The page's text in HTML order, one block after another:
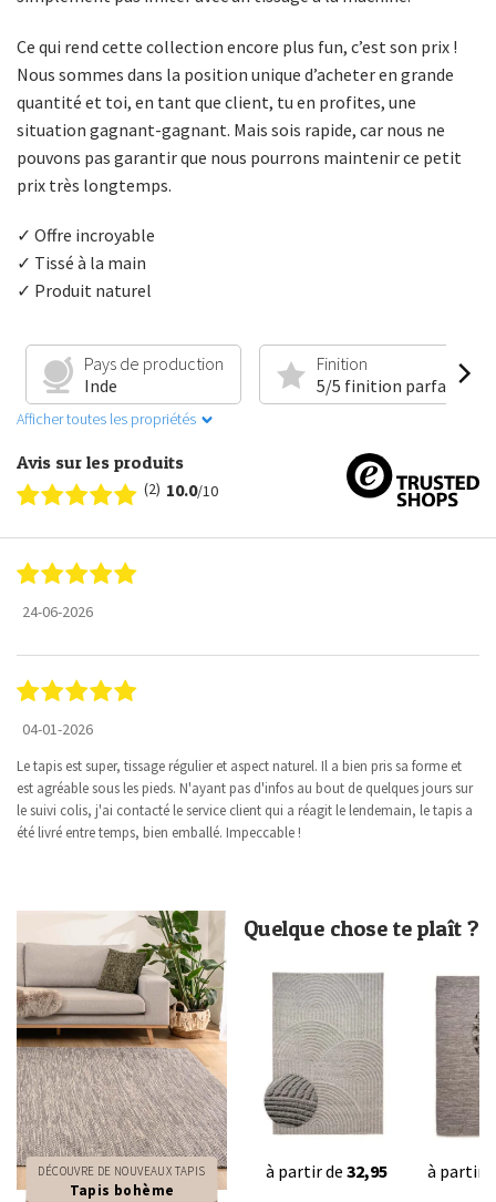
Ce qui rend cette collection encore plus fun, c’est son prix !
Nous sommes dans la position unique d’acheter en grande
quantité et toi, en tant que client, tu en profites, une
situation gagnant-gagnant. Mais sois rapide, car nous ne
pouvons pas garantir que nous pourrons maintenir ce petit
prix très longtemps.
✓ Offre incroyable
✓ Tissé à la main
✓ Produit naturel
Pays de production
Inde
Finition
5/5 finition parfaite
Afficher toutes les propriétés
Avis sur les produits
(2) 10.0/10
24-06-2026
04-01-2026
Le tapis est super, tissage régulier et aspect naturel. Il a bien pris sa forme et
est agréable sous les pieds. N'ayant pas d'infos au bout de quelques jours sur
le suivi colis, j'ai contacté le service client qui a réagit le lendemain, le tapis a
été livré entre temps, bien emballé. Impeccable !
DÉCOUVRE DE NOUVEAUX TAPIS
Tapis bohème
Quelque chose te plaît ?
à partir de 32,95 à partir